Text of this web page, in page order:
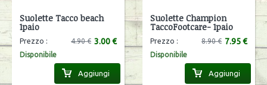
Suolette Tacco beach
1paio
Prezzo : 3.00 €
4.90 €
Disponibile
Aggiungi
Suolette Champion
TaccoFootcare- 1paio
Prezzo : 7.95 €
8.90 €
Disponibile
Aggiungi